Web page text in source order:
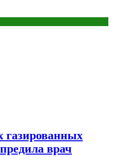
газированных
врач